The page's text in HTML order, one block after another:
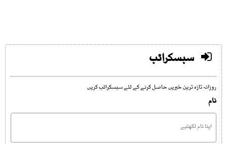
سبسکرائب
روزانہ تازہ ترین خبریں حاصل کرنے کے لئے سبسکرائب کریں
نام